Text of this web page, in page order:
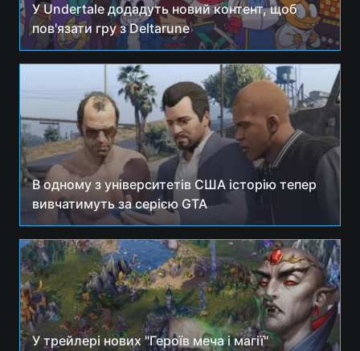
У Undertale додадуть новий контент, щоб
пов'язати гру з Deltarune
В одному з університетів США історію тепер
вивчатимуть за серією GTA
У трейлері нових "Героїв меча і магії"